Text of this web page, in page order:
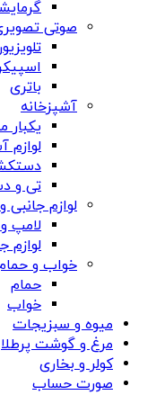
صوتی
باتری
آشپزخانه
لوازم
تی و
لوازم جانبی
لامپ و
لوازم
خواب و
حمام
خواب
میوه و سبزیجات
مرغ و گوشت پرطلا
کولر و بخاری
صورت حساب